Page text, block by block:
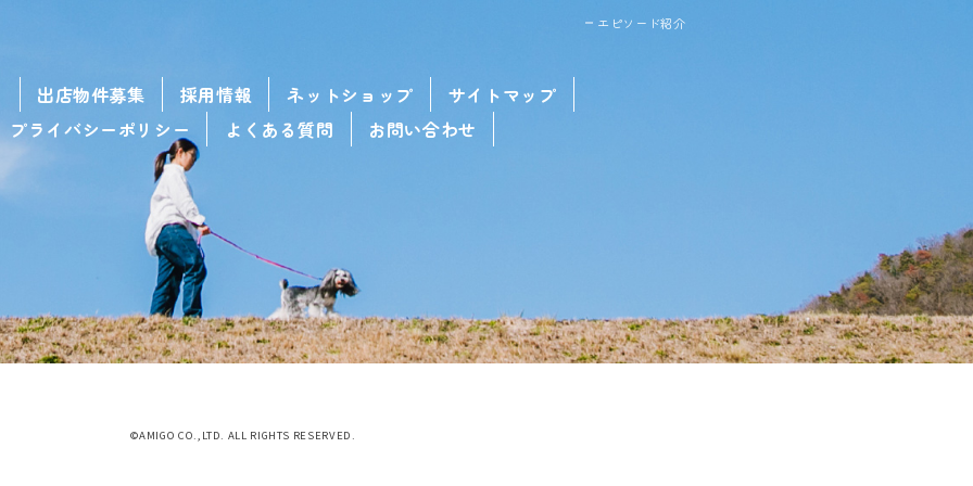
エピソード紹介
出店物件募集 採用情報 ネットショップ
サイトマップ
プライバシーポリシー
よくある質問 お問い合わせ
©AMIGO CO.,LTD. ALL RIGHTS RESERVED.